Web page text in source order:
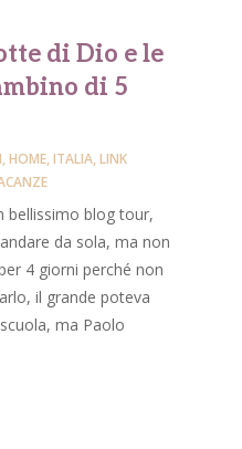
di Dio e le
di 5
,HOME,ITALIA,LINK
bellissimo blog tour,
da sola, ma non
4 giorni perché non
il grande poteva
ma Paolo